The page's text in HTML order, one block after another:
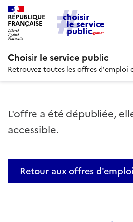
RÉPUBLIQUE
FRANÇAISE
Choisir le service public
Retrouvez toutes les offres
L'offre a été dépubliée,
accessible.
Retour aux offres